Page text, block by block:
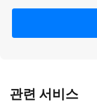
관련 서비스